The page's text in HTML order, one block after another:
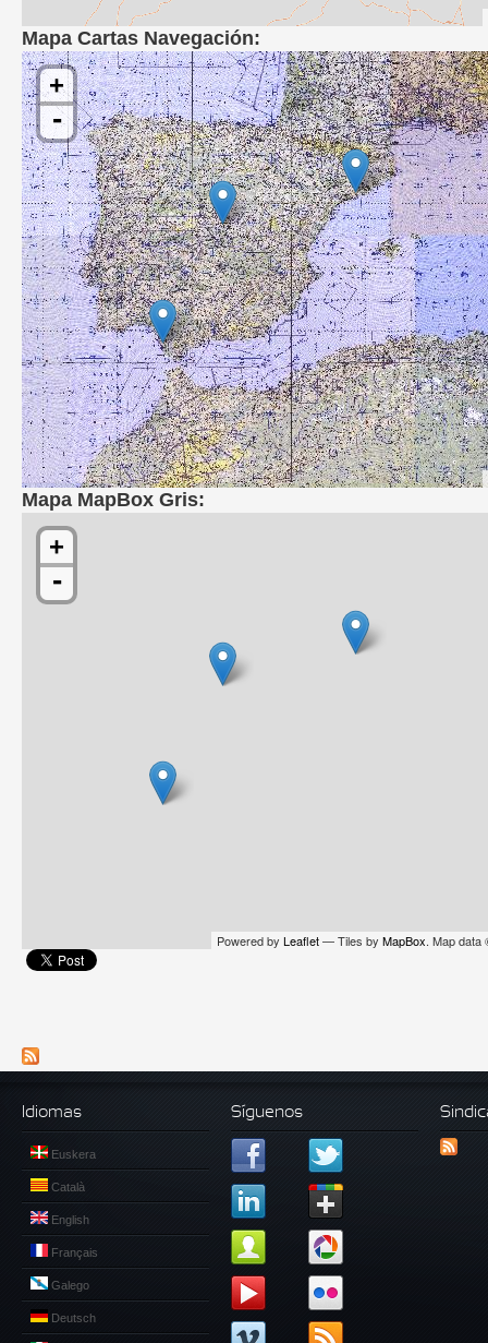
Mapa Cartas Navegación:
+
-
Mapa MapBox Gris:
+
-
Powered by Leaflet— Tiles by MapBox. Map
Idiomas
Euskera
Català
English
Français
Galego
Deutsch
Síguenos